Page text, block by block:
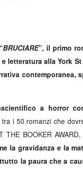
BRUCIARE”, il primo
letteratura alla York
contemporanea,
a horror
tra i 50 romanzi che
BOOKER AWARD,
la gravidanza e la
la paura che a